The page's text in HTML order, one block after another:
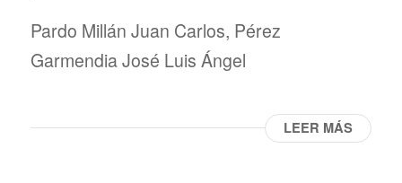
Pardo Millán Juan Carlos, Pérez
Garmendia José Luis Ángel
LEER MÁS